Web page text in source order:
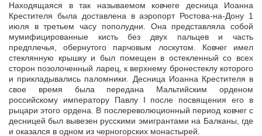
Находящаяся в так называемом ковчеге десница Иоанна
Крестителя была доставлена в аэропорт Ростова-на-Дону 1
июля в третьем часу пополудни. Она представляла собой
мумифицированные кисть без двух пальцев и часть
предплечья, обернутого парчовым лоскутом. Ковчег имел
стеклянную крышку и был помещен в остекленный со всех
сторон позолоченный ларец, к верхнему бронестеклу которого
и прикладывались паломники. Десница Иоанна Крестителя в
свое время была передана Мальтийским орденом
российскому императору Павлу I после посвящения его в
рыцари этого ордена. В послереволюционный период ковчег с
десницей был вывезен русскими эмигрантами на Балканы, где
и оказался в одном из черногорских монастырей.